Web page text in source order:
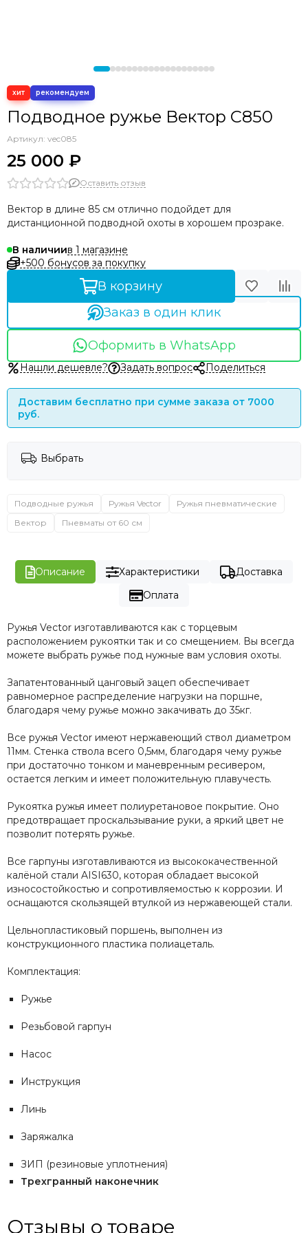
Подводное ружье Вектор C850
Артикул: vec085
25 000 ₽
Оставить отзыв
Вектор в длине 85 см отлично подойдет для
дистанционной подводной охоты в хорошем прозраке.
В наличиив 1 магазине
+500 бонусов за покупку
В корзину
Заказ в один клик
Оформить в WhatsApp
Нашли дешевле? Задать вопрос Поделиться
Доставим бесплатно при сумме заказа от 7000
руб.
Выбрать
Подводные ружья Ружья Vector
Ружья пневматические
Вектор
Пневматы от 60 см
Описание Характеристики
Доставка
Оплата
Ружья Vector изготавливаются как с торцевым
расположением рукоятки так и со смещением. Вы всегда
можете выбрать ружье под нужные вам условия охоты.
Запатентованный цанговый зацеп обеспечивает
равномерное распределение нагрузки на поршне,
благодаря чему ружье можно закачивать до 35кг.
Все ружья Vector имеют нержавеющий ствол диаметром
11мм. Стенка ствола всего 0,5мм, благодаря чему ружье
при достаточно тонком и маневренным ресивером,
остается легким и имеет положительную плавучесть.
Рукоятка ружья имеет полиуретановое покрытие. Оно
предотвращает проскальзывание руки, а яркий цвет не
позволит потерять ружье.
Все гарпуны изготавливаются из высококачественной
калёной стали AISI630, которая обладает высокой
износостойкостью и сопротивляемостью к коррозии. И
оснащаются скользящей втулкой из нержавеющей стали.
Цельнопластиковый поршень, выполнен из
конструкционного пластика полиацеталь.
Комплектация:
Ружье
Резьбовой гарпун
Насос
Инструкция
Линь
Заряжалка
ЗИП (резиновые уплотнения)
Трехгранный наконечник
Отзывы о товаре